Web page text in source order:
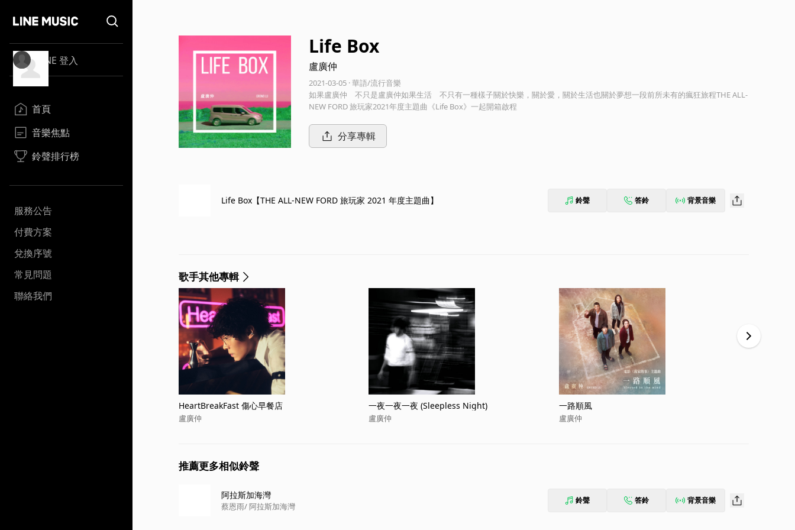
LINE 登入
首頁
音樂焦點
鈴聲排行榜
服務公告
付費方案
兌換序號
常見問題
聯絡我們
Life Box
盧廣仲
2021-03-05 · 華語/流行音樂
如果盧廣仲 不只是盧廣仲如果生活 不只有一種樣子關於快樂，關於愛，關於生活也關於夢想一段前所未有的瘋狂旅程THE ALL-
NEW FORD 旅玩家2021年度主題曲《Life Box》一起開箱啟程
分享專輯
Life Box【THE ALL-NEW FORD 旅玩家 2021 年度主題曲】 鈴聲 答鈴 背景音樂
歌手其他專輯
HeartBreakFast 傷心早餐店
盧廣仲
一夜一夜一夜 (Sleepless Night)
盧廣仲
一路順風
盧廣仲
推薦更多相似鈴聲
阿拉斯加海灣
蔡恩雨/ 阿拉斯加海灣
鈴聲 答鈴 背景音樂